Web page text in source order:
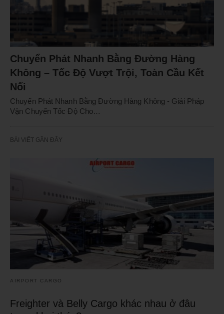
Chuyển Phát Nhanh Bằng Đường Hàng
Không – Tốc Độ Vượt Trội, Toàn Cầu Kết
Nối
Chuyển Phát Nhanh Bằng Đường Hàng Không - Giải Pháp
Vận Chuyển Tốc Độ Cho…
BÀI VIẾT GẦN ĐÂY
AIRPORT CARGO
Freighter và Belly Cargo khác nhau ở đâu